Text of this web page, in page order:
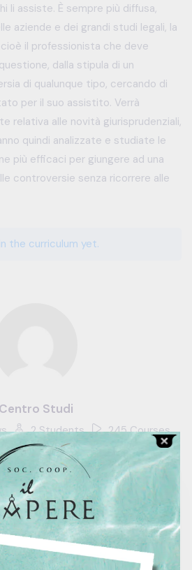
li assiste. È sempre più diffusa,
aziende e dei grandi studi legali, la
il professionista che deve
dalla stipula di un
di qualunque tipo, cercando di
per il suo assistito. Verrà
relativa alle novità giurisprudenziali,
quindi analizzate e studiate le
più efficaci per giungere ad una
controversie senza ricorrere alle
the curriculum yet.
Centro Studi
2 Students 245 Courses
To Request
1500 hour